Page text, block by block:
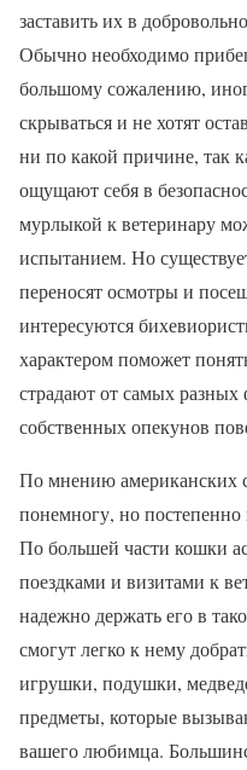
заставить их в
Обычно необходимо
большому сожалению,
скрываться и не хотят
ни по какой причине, так
ощущают себя в
мурлыкой к ветеринару
испытанием. Но
переносят осмотры и
интересуются
характером поможет
страдают от самых
собственных опекунов
По мнению американских
понемногу, но
По большей части кошки
поездками и визитами к
надежно держать его в
смогут легко к нему
игрушки, подушки,
предметы, которые
вашего любимца.